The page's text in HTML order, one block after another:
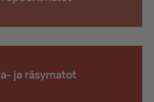
ja räsymatot